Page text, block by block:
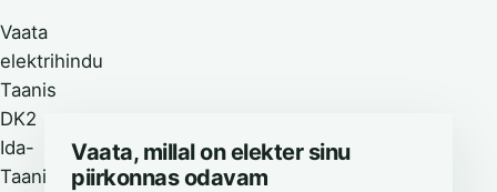
Vaata
elektrihindu
Taanis
DK2
Ida-
Taani
Vaata, millal on elekter sinu
piirkonnas odavam